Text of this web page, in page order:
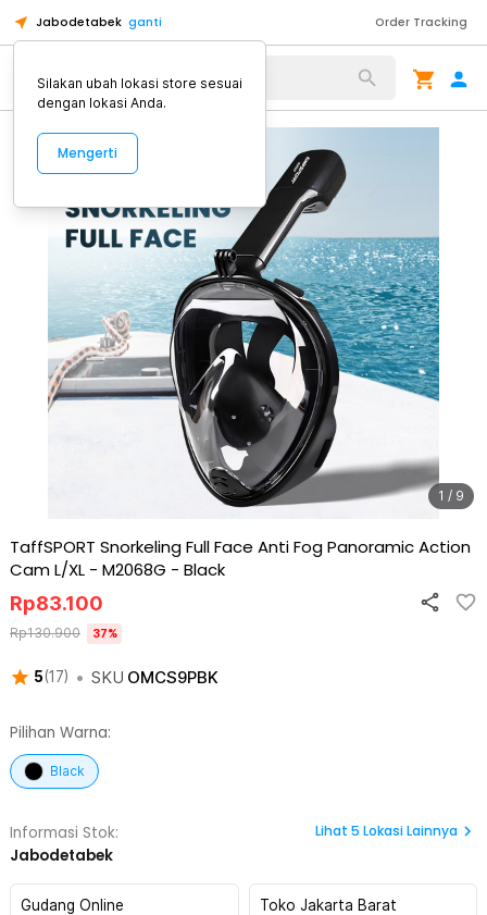
Jabodetabek ganti Order Tracking
Alat Kopi
1 / 9
TaffSPORT Snorkeling Full Face Anti Fog Panoramic Action
Cam L/XL - M2068G - Black
5(17) • SKU OMCS9PBK
Rp83.100
Rp130.900 37%
Pilihan Warna:
Black
Informasi Stok:
Jabodetabek
Lihat 5 Lokasi Lainnya
Gudang Online Toko Jakarta Barat
Silakan ubah lokasi store sesuai
dengan lokasi Anda.
Mengerti